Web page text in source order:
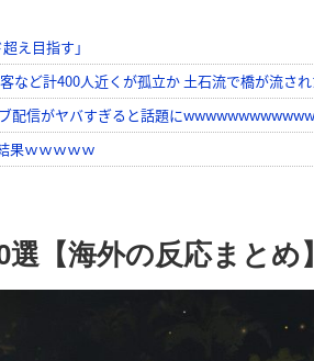
【海外の反応まとめ】